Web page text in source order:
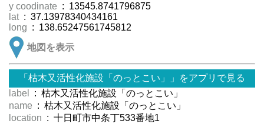
y coodinate : 13545.8741796875
lat : 37.13978340434161
long : 138.65247561745812
地図を表示
「枯木又活性化施設「のっとこい」」をアプリで見る
label
: 枯木又活性化施設「のっとこい」
name : 枯木又活性化施設「のっとこい」
location : 十日町市中条丁533番地1